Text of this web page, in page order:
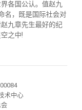
各国公认。值赵九
名，既是国际社会对
九章先生最好的纪
之中!
术中心